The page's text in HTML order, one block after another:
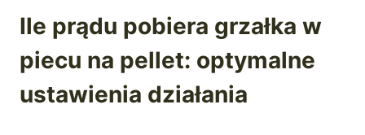
Ile prądu pobiera grzałka w
piecu na pellet: optymalne
ustawienia działania